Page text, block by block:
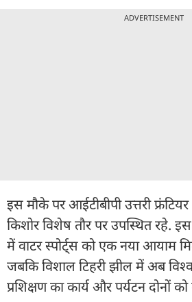
ADVERTISEMENT
इस मौके पर आईटीबीपी उत्तरी
किशोर विशेष तौर पर उपस्थित रहे.
में वाटर स्पोर्ट्स को एक नया आयाम
जबकि विशाल टिहरी झील में अब
प्रशिक्षण का कार्य और पर्यटन दोनों